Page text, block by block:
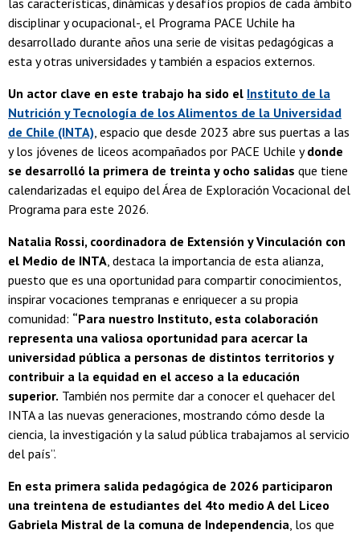
las características, dinámicas y desafíos propios de cada ámbito
disciplinar y ocupacional-, el Programa PACE Uchile ha
desarrollado durante años una serie de visitas pedagógicas a
esta y otras universidades y también a espacios externos.
Un actor clave en este trabajo ha sido el Instituto de la
Nutrición y Tecnología de los Alimentos de la Universidad
de Chile (INTA), espacio que desde 2023 abre sus puertas a las
y los jóvenes de liceos acompañados por PACE Uchile ydonde
se desarrolló la primera de treinta y ocho salidas que tiene
calendarizadas el equipo del Área de Exploración Vocacional del
Programa para este 2026.
Natalia Rossi, coordinadora de Extensión y Vinculación con
el Medio de INTA, destaca la importancia de esta alianza,
puesto que es una oportunidad para compartir conocimientos,
inspirar vocaciones tempranas e enriquecer a su propia
comunidad: “Para nuestro Instituto, esta colaboración
representa una valiosa oportunidad para acercar la
universidad pública a personas de distintos territorios y
contribuir a la equidad en el acceso a la educación
superior. También nos permite dar a conocer el quehacer del
INTA a las nuevas generaciones, mostrando cómo desde la
ciencia, la investigación y la salud pública trabajamos al servicio
del país”.
En esta primera salida pedagógica de 2026 participaron
una treintena de estudiantes del 4to medio A del Liceo
Gabriela Mistral de la comuna de Independencia, los que